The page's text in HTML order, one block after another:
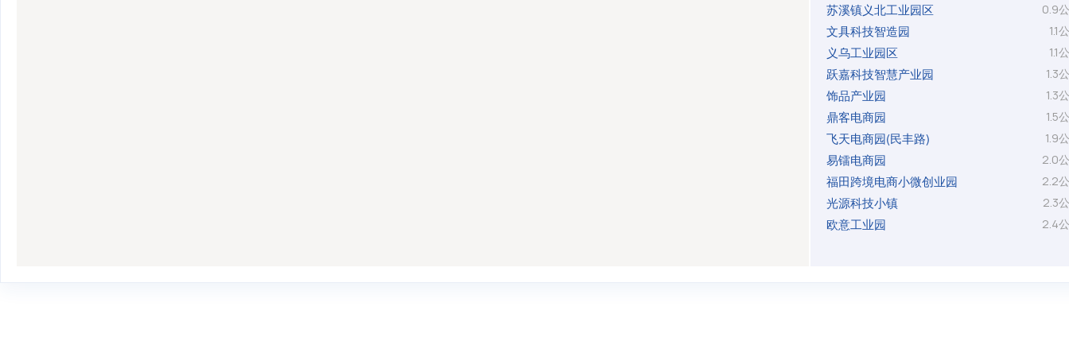
苏溪镇义北工业园区 0.9
文具科技智造园 1.1
义乌工业园区 1.1
跃嘉科技智慧产业园 1.3
饰品产业园 1.3
鼎客电商园 1.5
飞天电商园(民丰路) 1.9
易镭电商园 2.0
福田跨境电商小微创业园 2.2
光源科技小镇 2.3
欧意工业园 2.4